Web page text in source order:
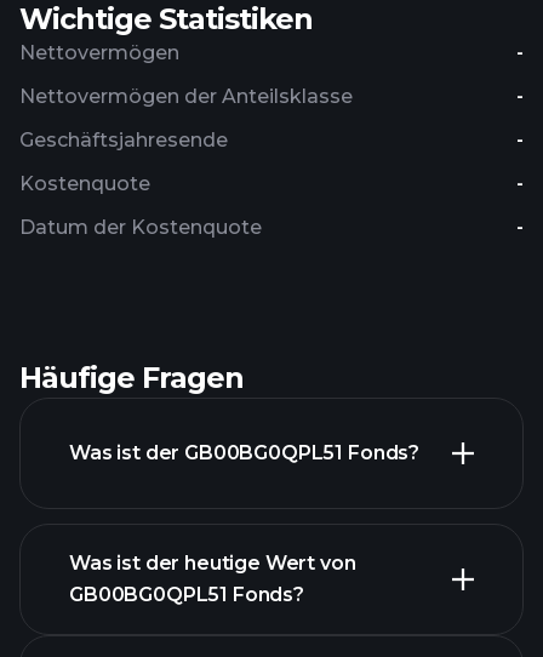
Wichtige Statistiken
Nettovermögen
-
Nettovermögen der Anteilsklasse
-
Geschäftsjahresende
-
Kostenquote
-
Datum der Kostenquote
-
Häufige Fragen
Was ist der GB00BG0QPL51 Fonds?
Was ist der heutige Wert von
GB00BG0QPL51 Fonds?